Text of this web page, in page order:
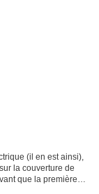
(il en est ainsi),
la couverture de
que la première